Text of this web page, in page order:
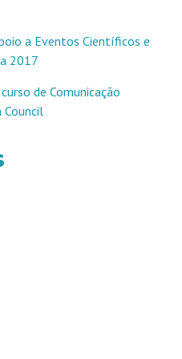
a Eventos Científicos e
2017
de Comunicação